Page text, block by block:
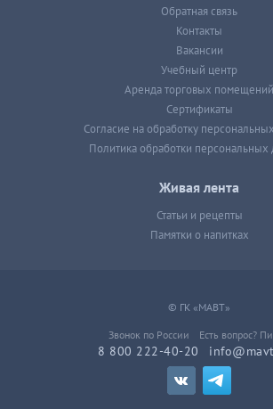
Обратная связь
Контакты
Вакансии
Учебный центр
Аренда торговых помещений
Сертификаты
Согласие на обработку
Политика обработки персональных
Живая лента
Статьи и рецепты
Памятки о напитках
© ГК «МАВТ»
Звонок по России
8 800 222-40-20
Есть вопрос?